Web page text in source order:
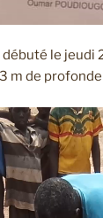
le jeudi
m de